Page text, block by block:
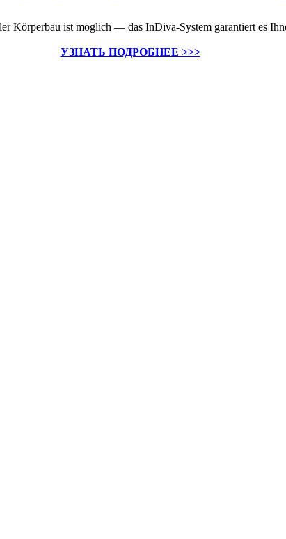
Körperbau ist möglich — das InDiva‑System garantiert es
УЗНАТЬ ПОДРОБНЕЕ >>>